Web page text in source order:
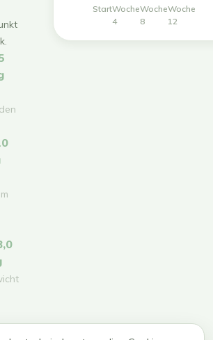
StartWoche
4
Woche
8
Woche
12